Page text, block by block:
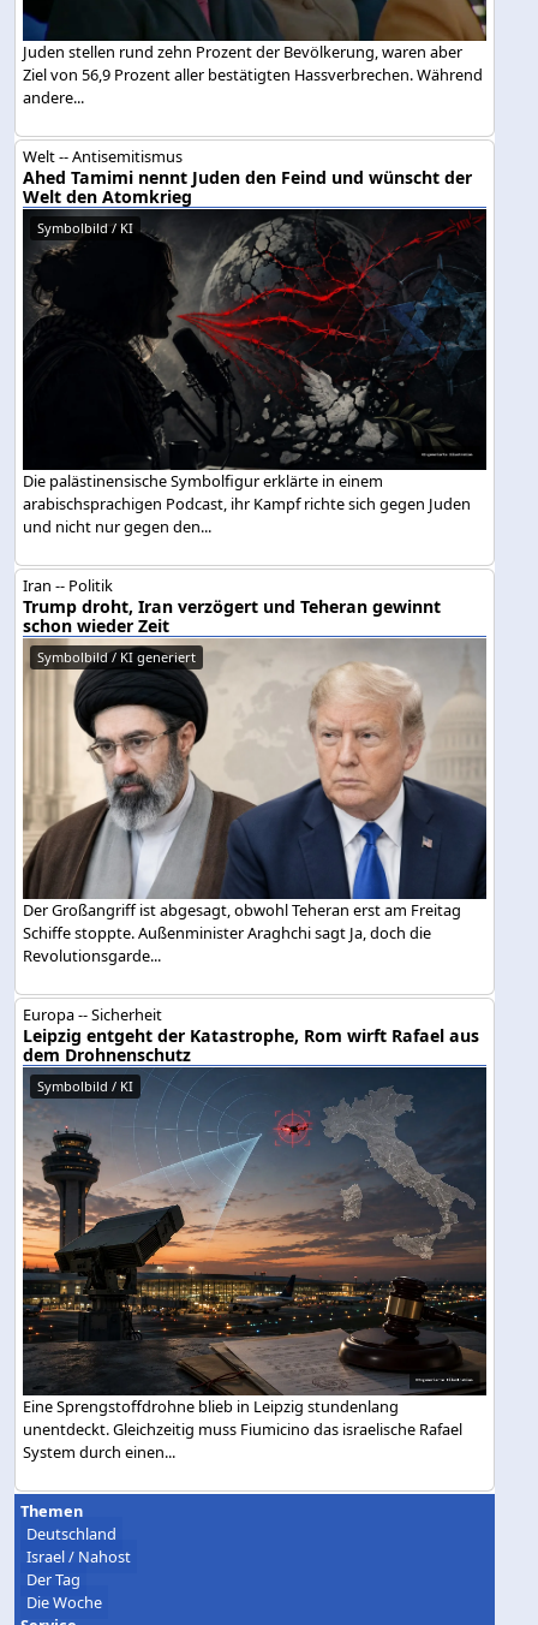
Juden stellen rund zehn Prozent der Bevölkerung, waren aber
Ziel von 56,9 Prozent aller bestätigten Hassverbrechen. Während
andere...
Welt -- Antisemitismus
Ahed Tamimi nennt Juden den Feind und wünscht der
Welt den Atomkrieg
Symbolbild / KI
Die palästinensische Symbolfigur erklärte in einem
arabischsprachigen Podcast, ihr Kampf richte sich gegen Juden
und nicht nur gegen den...
Iran -- Politik
Trump droht, Iran verzögert und Teheran gewinnt
schon wieder Zeit
Symbolbild / KI generiert
Der Großangriff ist abgesagt, obwohl Teheran erst am Freitag
Schiffe stoppte. Außenminister Araghchi sagt Ja, doch die
Revolutionsgarde...
Europa -- Sicherheit
Leipzig entgeht der Katastrophe, Rom wirft Rafael aus
dem Drohnenschutz
Symbolbild / KI
Eine Sprengstoffdrohne blieb in Leipzig stundenlang
unentdeckt. Gleichzeitig muss Fiumicino das israelische Rafael
System durch einen...
Themen
Deutschland
Israel / Nahost
Der Tag
Die Woche